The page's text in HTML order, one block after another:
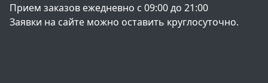
Прием заказов ежедневно с 09:00 до 21:00
Заявки на сайте можно оставить круглосуточно.